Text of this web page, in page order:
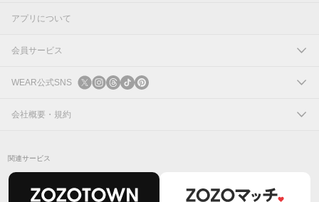
アプリについて
会員サービス
ログイン
新規会員登録
WEAR公式SNS
X
会社概要・規約
関連サービス